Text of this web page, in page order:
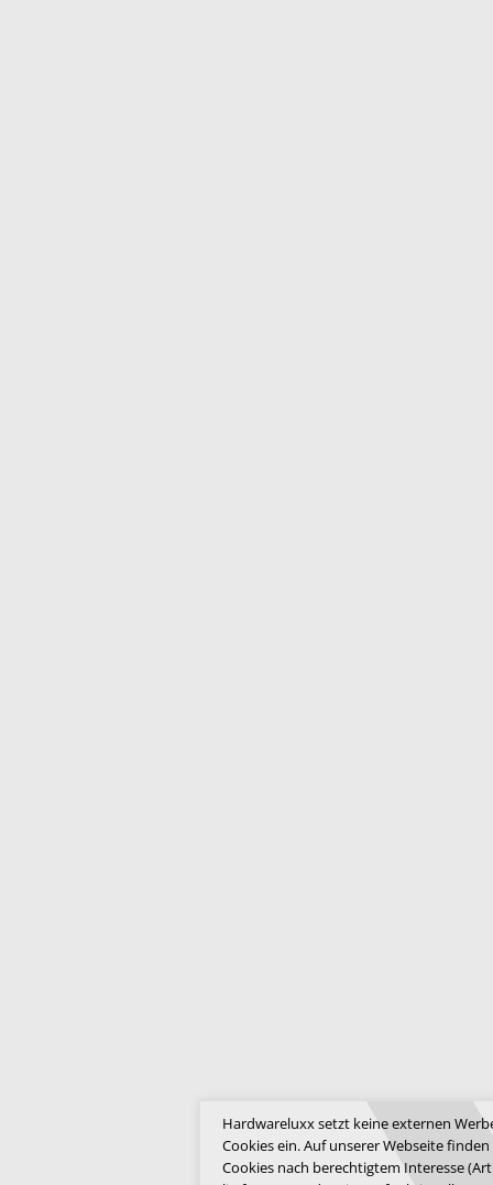
Hardwareluxx setzt keine externen
Cookies ein. Auf unserer Webseite
Cookies nach berechtigtem Interesse